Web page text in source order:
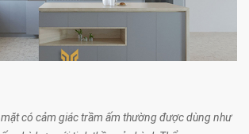
có cảm giác trầm ấm thường được dùng như